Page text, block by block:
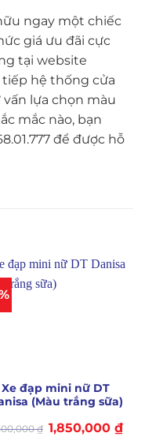
ngay một chiếc
giá ưu đãi cực
tại website
hệ thống cửa
lựa chọn màu
mắc nào, bạn
để được hỗ
Xe đạp mini nữ DT
(Màu trắng sữa)
₫ Giá
gốc
1,850,000₫Giá